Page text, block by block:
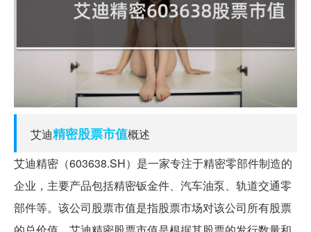
艾迪精密股票市值概述
艾迪精密（603638.SH）是一家专注于精密零部件制造的
企业，主要产品包括精密钣金件、汽车油泵、轨道交通零
部件等。该公司股票市值是指股票市场对该公司所有股票